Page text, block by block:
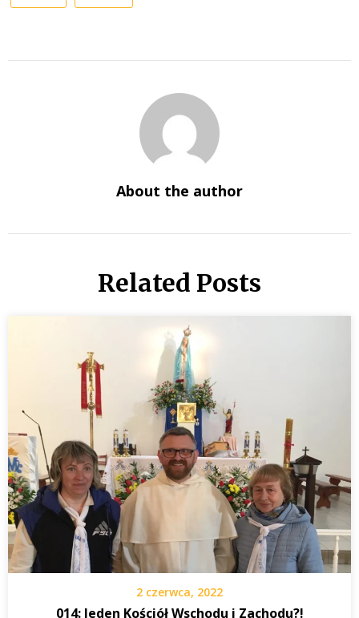
About the author
Related Posts
2 czerwca, 2022
014: Jeden Kościół Wschodu i Zachodu?!